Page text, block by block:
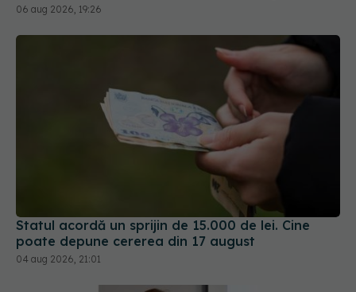
06 aug 2026, 19:26
Statul acordă un sprijin de 15.000 de lei. Cine
poate depune cererea din 17 august
04 aug 2026, 21:01